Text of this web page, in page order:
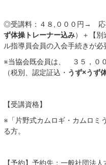
◎受講料：４８,０００円→ 応
ず体操トレーナー込み）＋【別
ル指導員会員の入会手続きが
※当協会既会員は、 ３５，
（税別、認定証込・ うず×うず
【受講資格】
※「片野式カムロギ・カムロミ
る方。
【予約】予約先；一般社団法